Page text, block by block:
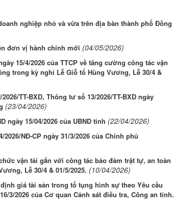
nghiệp nhỏ và vừa trên địa bàn thành phố Đồng
đơn vị hành chính mới (04/05/2026)
15/4/2026 của TTCP về tăng cường công tác vận
trong kỳ nghỉ Lễ Giỗ tổ Hùng Vương, Lễ 30/4 &
TT-BXD, Thông tư số 13/2026/TT-BXD ngày
(23/04/2026)
ngày 15/04/2026 của UBND tỉnh (22/04/2026)
NĐ-CP ngày 31/3/2026 của Chính phủ
vận tải gắn với công tác bảo đảm trật tự, an toàn
Lễ 30/4 & 01/5/2025. (10/04/2026)
giá tài sản trong tố tụng hình sự theo Yêu cầu
3/2026 của Cơ quan Cảnh sát điều tra, Công an tỉnh.